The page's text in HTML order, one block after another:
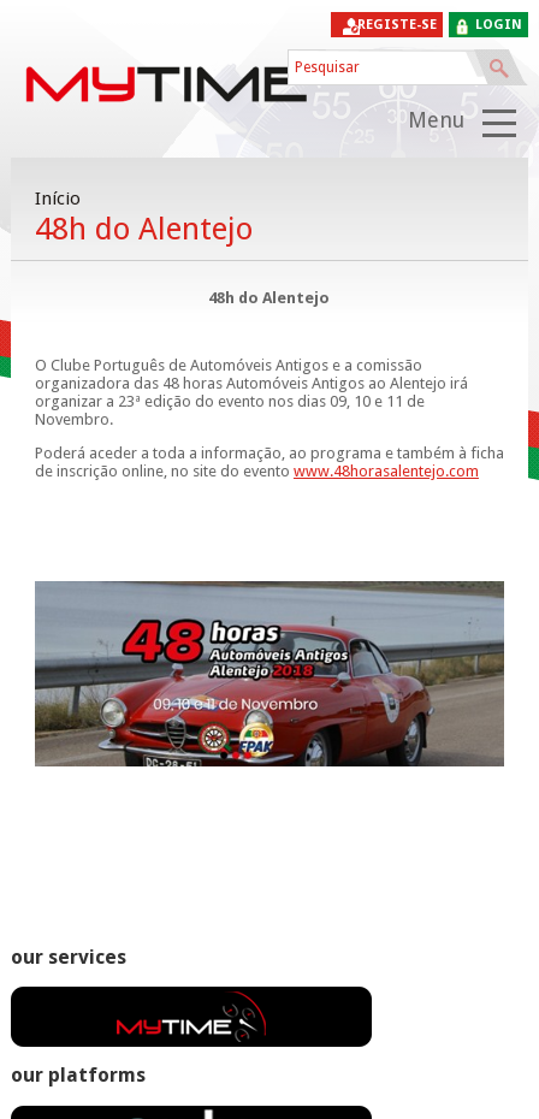
LOGIN
REGISTE-SE
Menu
Início
48h do Alentejo
48h do Alentejo
O Clube Português de Automóveis Antigos e a comissão
organizadora das 48 horas Automóveis Antigos ao Alentejo irá
organizar a 23ª edição do evento nos dias 09, 10 e 11 de
Novembro.
Poderá aceder a toda a informação, ao programa e também à ficha
de inscrição online, no site do evento www.48horasalentejo.com
our services
our platforms